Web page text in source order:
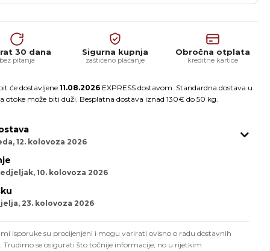
30 dana
bez pitanja
Sigurna kupnja
zaštićeno plaćanje
Obročna otplata
kreditne kartice
će dostavljene 11.08.2026 EXPRESS dostavom. Standardna dostava u
otoke može biti duži. Besplatna dostava iznad 130€ do 50 kg.
12. kolovoza 2026
10. kolovoza 2026
23. kolovoza 2026
isporuke su procijenjeni i mogu varirati ovisno o radu dostavnih
Trudimo se osigurati što točnije informacije, no u rijetkim